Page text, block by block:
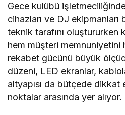
Gece kulübü
cihazları ve DJ ekipmanları
teknik tarafını oluştururken
hem müşteri memnuniyetini
rekabet gücünü büyük
düzeni, LED ekranlar,
altyapısı da bütçede dikkat
noktalar arasında yer alıyor.